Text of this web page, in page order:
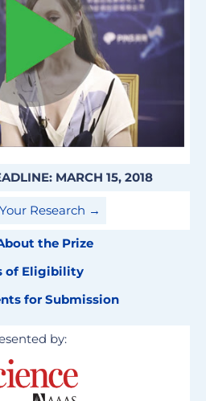
MARCH 15, 2018
Research →
the Prize
of Eligibility
for Submission
by: